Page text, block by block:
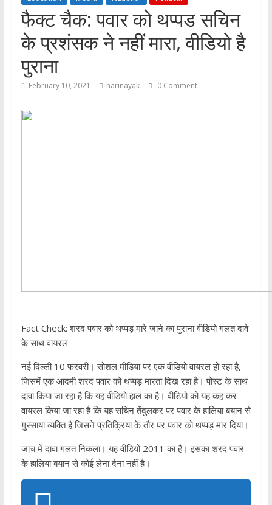
फैक्ट चैक: पवार को थप्पड सचिन
के प्रशंसक ने नहीं मारा, वीडियो है
पुराना
February 10, 2021 harinayak 0 Comment
Fact Check: शरद पवार को थप्पड़ मारे जाने का पुराना वीडियो गलत दावे
के साथ वायरल
नई दिल्ली 10 फरवरी। सोशल मीडिया पर एक वीडियो वायरल हो रहा है,
जिसमें एक आदमी शरद पवार को थप्पड़ मारता दिख रहा है। पोस्ट के साथ
दावा किया जा रहा है कि यह वीडियो हाल का है। वीडियो को यह कह कर
वायरल किया जा रहा है कि यह सचिन तेंदुलकर पर पवार के हालिया बयान से
गुस्साया व्यक्ति है जिसने प्रतिक्रिया के तौर पर पवार को थप्पड़ मार दिया।
जांच में दावा गलत निकला। यह वीडियो 2011 का है। इसका शरद पवार
के हालिया बयान से कोई लेना देना नहीं है।